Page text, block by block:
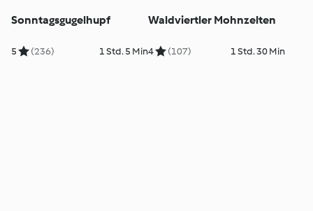
Sonntagsgugelhupf
5 (236) 1 Std. 5 Min
Waldviertler Mohnzelten
4 (107) 1 Std. 30 Min